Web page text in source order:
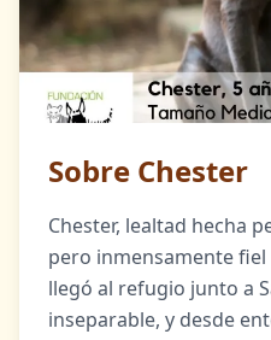
Sobre Chester
Chester, lealtad hecha
pero inmensamente
llegó al refugio junto a
inseparable, y desde